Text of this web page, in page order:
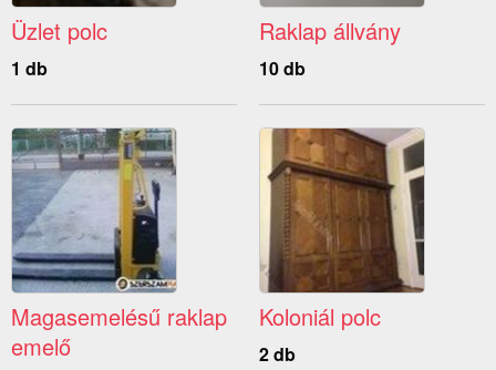
Üzlet polc
1 db
Raklap állvány
10 db
Magasemelésű raklap
emelő
Koloniál polc
2 db